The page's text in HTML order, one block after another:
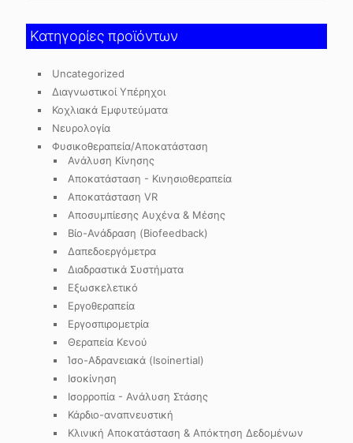
Κατηγορίες προϊόντων
Uncategorized
Διαγνωστικοί Υπέρηχοι
Κοχλιακά Εμφυτεύματα
Νευρολογία
Φυσικοθεραπεία/Αποκατάσταση
Ανάλυση Κίνησης
Αποκατάσταση - Κινησιοθεραπεία
Αποκατάσταση VR
Αποσυμπίεσης Αυχένα & Μέσης
Βίο-Ανάδραση (Biofeedback)
Δαπεδοεργόμετρα
Διαδραστικά Συστήματα
Εξωσκελετικό
Εργοθεραπεία
Εργοσπιρομετρία
Θεραπεία Κενού
Ίσο-Αδρανειακά (Isoinertial)
Ισοκίνηση
Ισορροπία - Ανάλυση Στάσης
Κάρδιο-αναπνευστική
Κλινική Αποκατάσταση & Απόκτηση Δεδομένων